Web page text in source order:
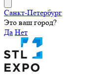
Санкт-Петербург
Это ваш город?
Да Нет